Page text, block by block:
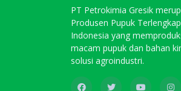
PT Petrokimia Gresik
Produsen Pupuk
Indonesia yang
macam pupuk dan bahan
solusi agroindustri.